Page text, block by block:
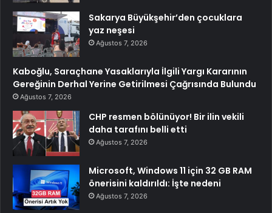
Sakarya Büyükşehir’den çocuklara
yaz neşesi
Ağustos 7, 2026
Kaboğlu, Saraçhane Yasaklarıyla İlgili Yargı Kararının
Gereğinin Derhal Yerine Getirilmesi Çağrısında Bulundu
Ağustos 7, 2026
CHP resmen bölünüyor! Bir ilin vekili
daha tarafını belli etti
Ağustos 7, 2026
Microsoft, Windows 11 için 32 GB RAM
önerisini kaldırıldı: İşte nedeni
Ağustos 7, 2026